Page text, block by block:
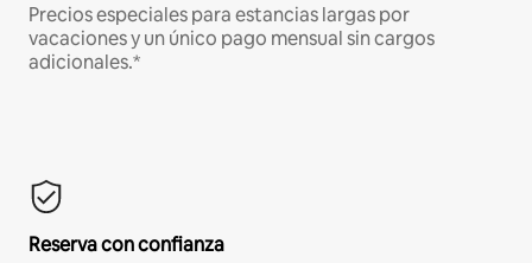
Precios especiales para estancias largas por
vacaciones y un único pago mensual sin cargos
adicionales.*
Reserva con confianza